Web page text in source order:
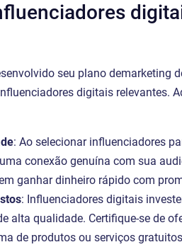
seu plano demarketing
digitais relevantes.
: Ao selecionar influenciadores
conexão genuína com sua
ganhar dinheiro rápido com
: Influenciadores digitais
alta qualidade. Certifique-se de
de produtos ou serviços